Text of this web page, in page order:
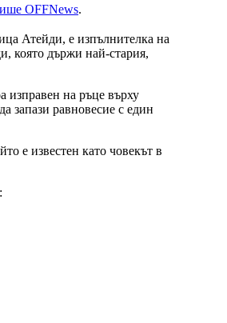
OFFNews.
Атейди, е изпълнителка на
която държи най-стария,
изправен на ръце върху
запази равновесие с един
е известен като човекът в